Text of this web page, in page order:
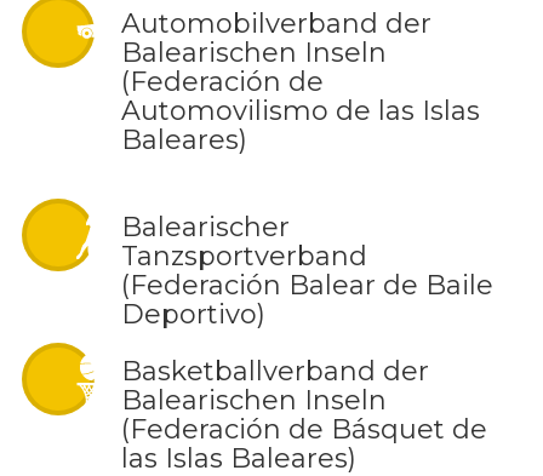
Automobilverband der
Balearischen Inseln
(Federación de
Automovilismo de las Islas
Baleares)
Balearischer
Tanzsportverband
(Federación Balear de Baile
Deportivo)
Basketballverband der
Balearischen Inseln
(Federación de Básquet de
las Islas Baleares)